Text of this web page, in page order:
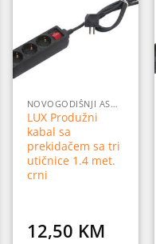
Dodaj
na
listu
NOVOGODIŠNJI ASORTIMAN
LUX Produžni
kabal sa
prekidačem sa tri
utičnice 1.4 met.
crni
12,50 KM